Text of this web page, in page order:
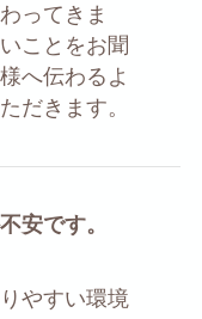
ってきま
ことをお聞
へ伝わるよ
だきます。
安です。
やすい環境